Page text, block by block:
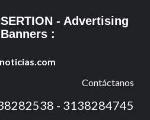
- Advertising
:
Contáctanos
- 3138284745